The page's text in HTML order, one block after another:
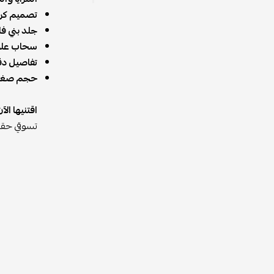
تصميم
جلد بني
سحاب
تفاصيل
حجم
اقتنيها
تسوقي